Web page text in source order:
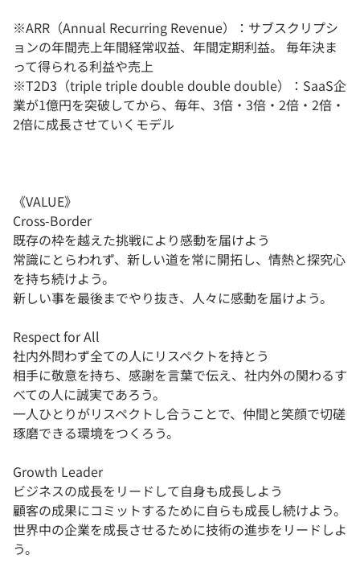
※ARR（Annual Recurring Revenue）：サブスクリプシ
ョンの年間売上年間経常収益、年間定期利益。 毎年決ま
って得られる利益や売上
※T2D3（triple triple double double double）：SaaS企
業が1億円を突破してから、毎年、3倍・3倍・2倍・2倍・
2倍に成長させていくモデル
《VALUE》
Cross-Border
既存の枠を越えた挑戦により感動を届けよう
常識にとらわれず、新しい道を常に開拓し、情熱と探究心
を持ち続けよう。
新しい事を最後までやり抜き、人々に感動を届けよう。
Respect for All
社内外問わず全ての人にリスペクトを持とう
相手に敬意を持ち、感謝を言葉で伝え、社内外の関わるす
べての人に誠実であろう。
一人ひとりがリスペクトし合うことで、仲間と笑顔で切磋
琢磨できる環境をつくろう。
Growth Leader
ビジネスの成長をリードして自身も成長しよう
顧客の成果にコミットするために自らも成長し続けよう。
世界中の企業を成長させるために技術の進歩をリードしよ
う。